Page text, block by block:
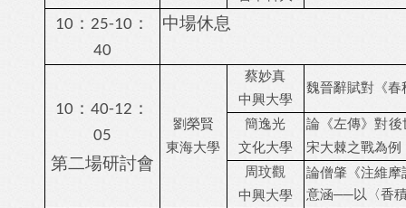
10 ： 25-10 ：
40
中場休息
10 ： 40-12 ：
05
第二場研討會
劉榮賢
東海大學
蔡妙真
中興大學
魏晉辭賦對《春
簡逸光
文化大學
論 《左傳》對
宋大棘之戰為例
周玟觀
中興大學
論僧肇《注維摩
意涵──以〈香